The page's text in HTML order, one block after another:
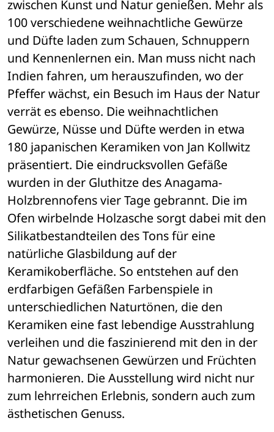
zwischen Kunst und Natur genießen. Mehr als
100 verschiedene weihnachtliche Gewürze
und Düfte laden zum Schauen, Schnuppern
und Kennenlernen ein. Man muss nicht nach
Indien fahren, um herauszufinden, wo der
Pfeffer wächst, ein Besuch im Haus der Natur
verrät es ebenso. Die weihnachtlichen
Gewürze, Nüsse und Düfte werden in etwa
180 japanischen Keramiken von Jan Kollwitz
präsentiert. Die eindrucksvollen Gefäße
wurden in der Gluthitze des Anagama-
Holzbrennofens vier Tage gebrannt. Die im
Ofen wirbelnde Holzasche sorgt dabei mit den
Silikatbestandteilen des Tons für eine
natürliche Glasbildung auf der
Keramikoberfläche. So entstehen auf den
erdfarbigen Gefäßen Farbenspiele in
unterschiedlichen Naturtönen, die den
Keramiken eine fast lebendige Ausstrahlung
verleihen und die faszinierend mit den in der
Natur gewachsenen Gewürzen und Früchten
harmonieren. Die Ausstellung wird nicht nur
zum lehrreichen Erlebnis, sondern auch zum
ästhetischen Genuss.